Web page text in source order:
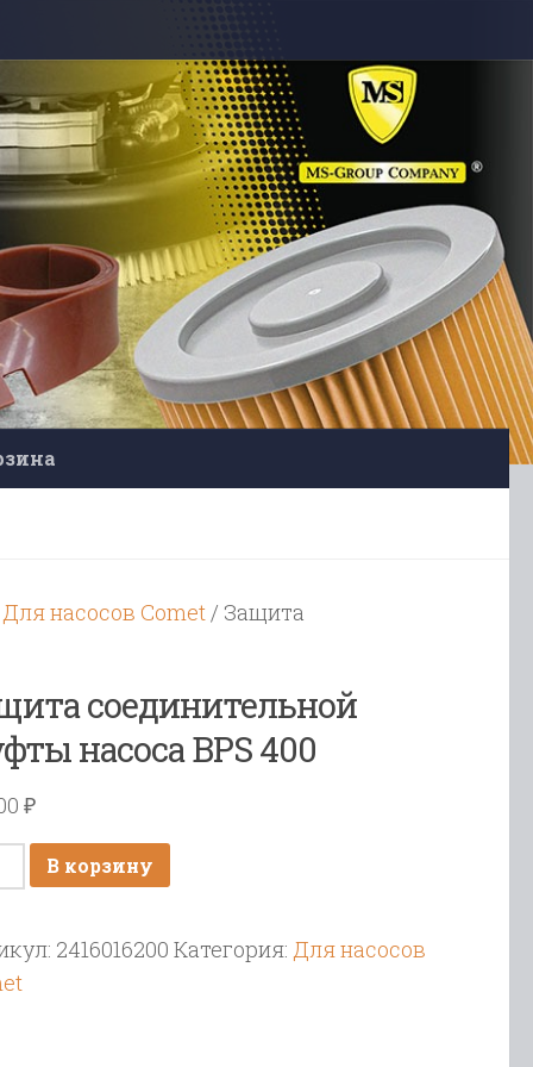
Для насосов Comet / Защита
соединительной
насоса BPS 400
₽
В корзину
2416016200 Категория: Для насосов